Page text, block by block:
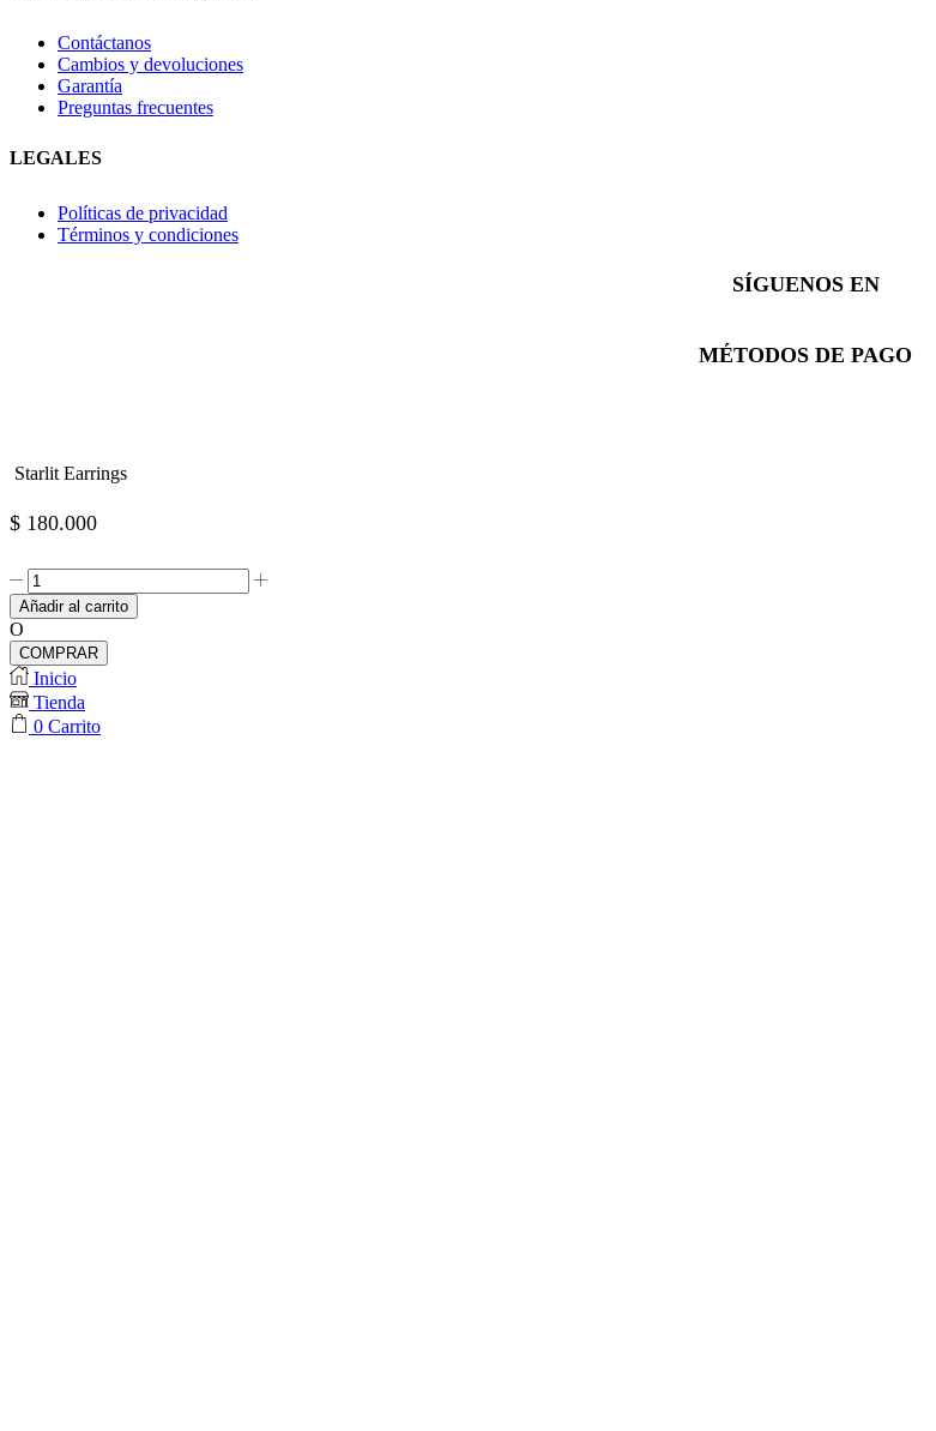
Contáctanos
Cambios y devoluciones
Garantía
Preguntas frecuentes
LEGALES
Políticas de privacidad
Términos y condiciones
SÍGUENOS EN
Facebook
Instagram
Whatsapp
MÉTODOS DE PAGO
Starlit Earrings
$ 180.000
Starlit
Earrings
cantidad
Añadir al carrito
O
COMPRAR
Inicio
Tienda
0 Carrito